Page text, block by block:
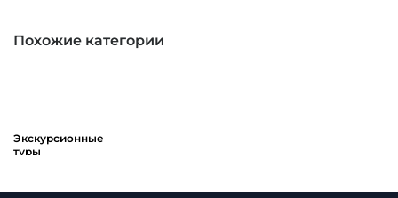
Похожие категории
Экскурсионные
туры